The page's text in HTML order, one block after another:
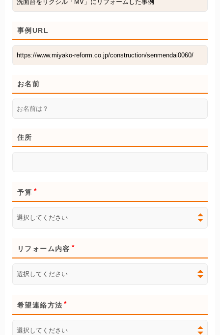
事例URL
お名前
住所
予算
リフォーム内容
希望連絡方法